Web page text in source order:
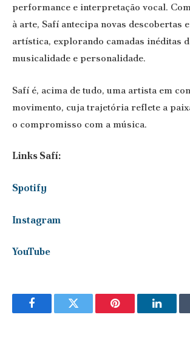
performance e interpretação vocal.
à arte, Safí antecipa novas descobertas
artística, explorando camadas inéditas
musicalidade e personalidade.
Safí é, acima de tudo, uma artista em
movimento, cuja trajetória reflete a
o compromisso com a música.
Links Safí:
Spotify
Instagram
YouTube
FacebookTwitter Pinterest